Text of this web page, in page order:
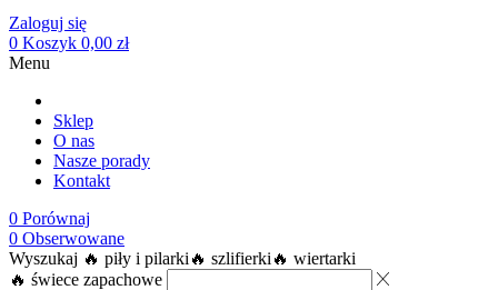
Zaloguj się
0 Koszyk 0,00 zł
Menu
Sklep
O nas
Nasze porady
Kontakt
0 Porównaj
0 Obserwowane
Wyszukaj 🔥 piły i pilarki 🔥 szlifierki 🔥 wiertarki
🔥 świece zapachowe